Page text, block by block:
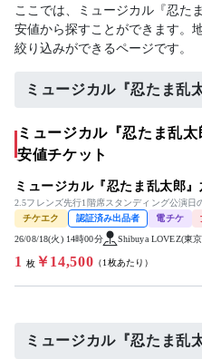
ここでは、ミュージカル『忍た
安値から探すことができます。
絞り込みができるページです。
ミュージカル『忍たま乱
ミュージカル『忍たま乱
安値チケット
ミュージカル『忍たま乱太郎
2.5フレンズ先行1階席スタンディング公演日
チケエク
認証済み出品者 電チケ
26/08/18(火) 14時00分 Shibuya LOVEZ(東
1 枚￥14,500 （1枚あたり）
ミュージカル『忍たま乱